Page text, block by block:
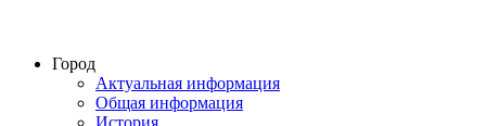
Город
Актуальная информация
Общая информация
История